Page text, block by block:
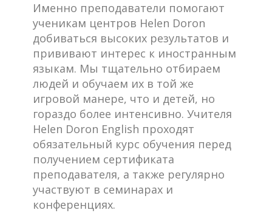
Именно преподаватели помогают
ученикам центров Helen Doron
добиваться высоких результатов и
прививают интерес к иностранным
языкам. Мы тщательно отбираем
людей и обучаем их в той же
игровой манере, что и детей, но
гораздо более интенсивно. Учителя
Helen Doron English проходят
обязательный курс обучения перед
получением сертификата
преподавателя, а также регулярно
участвуют в семинарах и
конференциях.